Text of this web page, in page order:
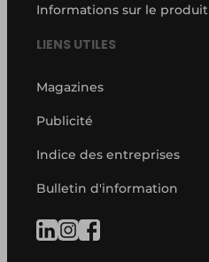
Informations sur le produit
LIENS UTILES
Magazines
Publicité
Indice des entreprises
Bulletin d'information